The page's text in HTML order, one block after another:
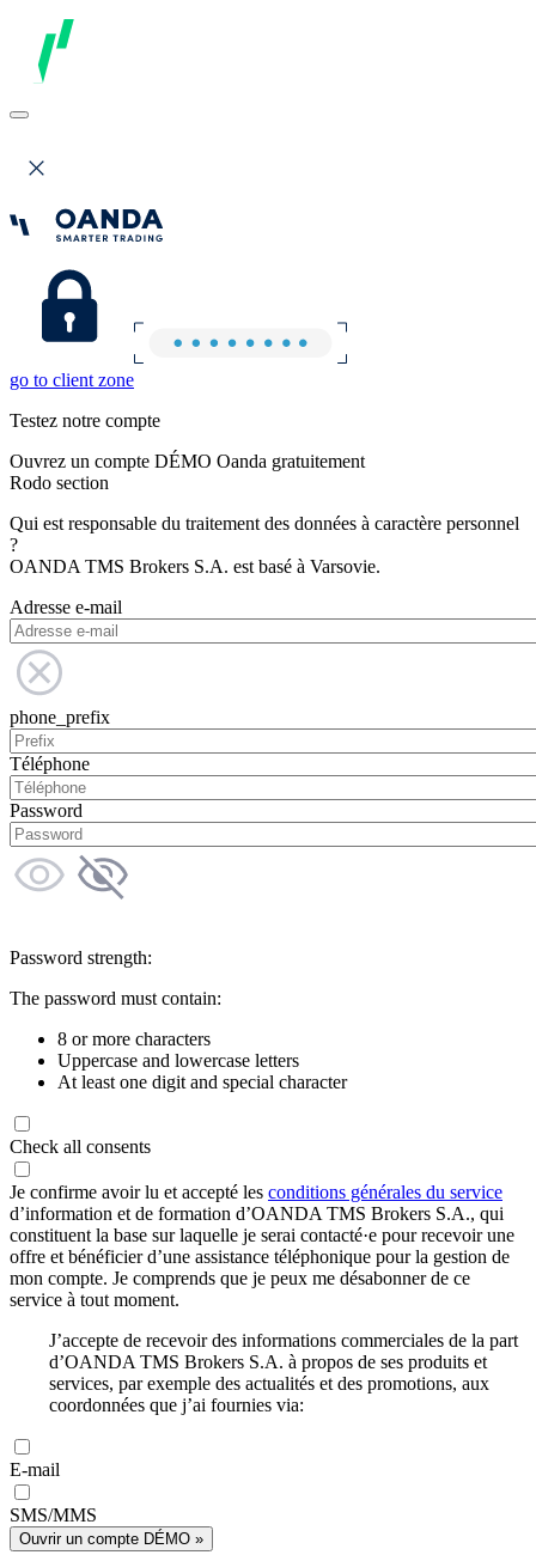
go to client zone
Testez notre compte
Ouvrez un compte DÉMO Oanda gratuitement
Rodo section
Qui est responsable du traitement des données à caractère personnel
?
OANDA TMS Brokers S.A. est basé à Varsovie.
Adresse e-mail
phone_prefix
Téléphone
Password
Password strength:
The password must contain:
8 or more characters
Uppercase and lowercase letters
At least one digit and special character
Check all consents
Je confirme avoir lu et accepté les conditions générales du service
d’information et de formation d’OANDA TMS Brokers S.A., qui
constituent la base sur laquelle je serai contacté·e pour recevoir une
offre et bénéficier d’une assistance téléphonique pour la gestion de
mon compte. Je comprends que je peux me désabonner de ce
service à tout moment.
J’accepte de recevoir des informations commerciales de la part
d’OANDA TMS Brokers S.A. à propos de ses produits et
services, par exemple des actualités et des promotions, aux
coordonnées que j’ai fournies via:
E-mail
SMS/MMS
Ouvrir un compte DÉMO »